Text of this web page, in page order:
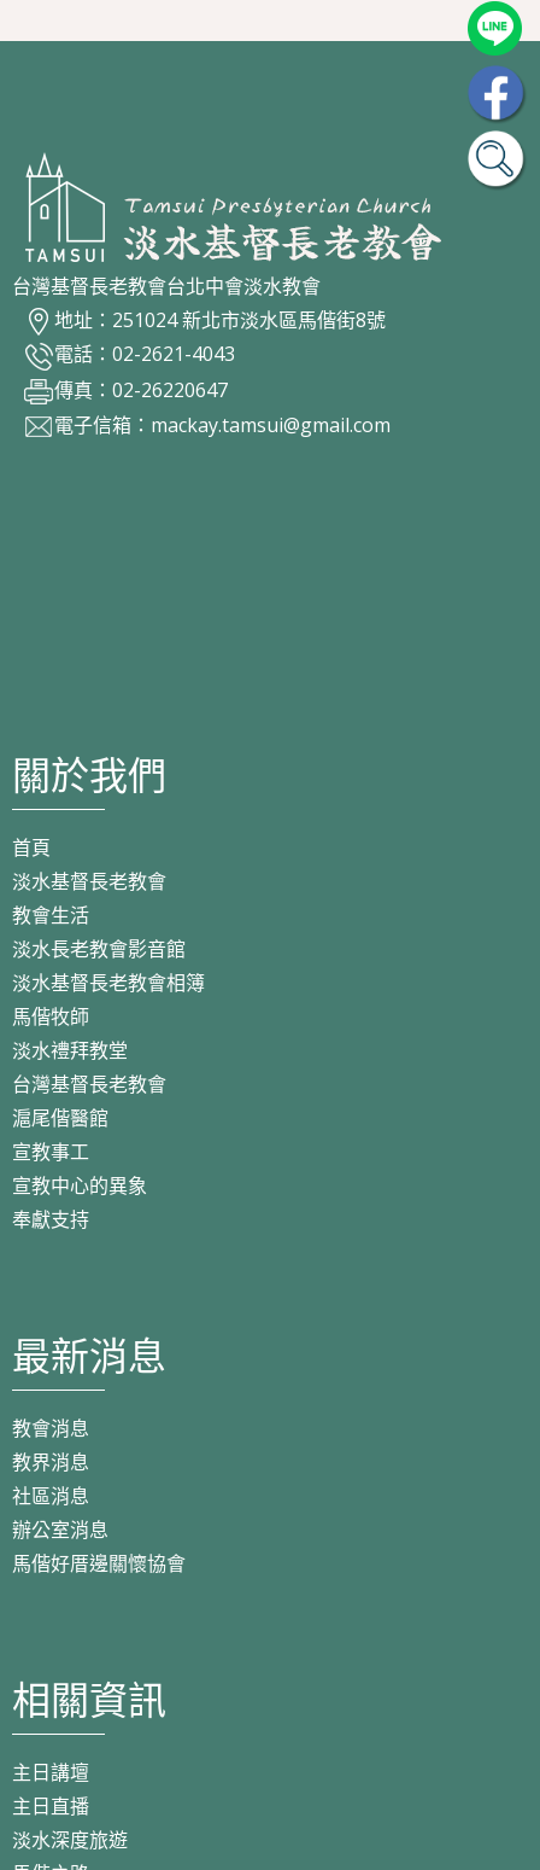
台灣基督長老教會台北中會淡水教會
地址：251024 新北市淡水區馬偕街8號
電話：02-2621-4043
傳真：02-26220647
電子信箱： mackay.tamsui@gmail.com
關於我們
首頁
淡水基督長老教會
教會生活
淡水長老教會影音館
淡水基督長老教會相簿
馬偕牧師
淡水禮拜教堂
台灣基督長老教會
滬尾偕醫館
宣教事工
宣教中心的異象
奉獻支持
最新消息
教會消息
教界消息
社區消息
辦公室消息
馬偕好厝邊關懷協會
相關資訊
主日講壇
主日直播
淡水深度旅遊